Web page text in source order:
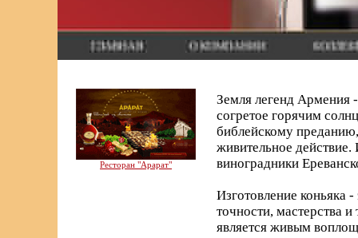
Ресторан "Арарат"
Земля легенд Армения
согретое горячим
библейскому
живительное
виноградники
Изготовление коньяка
точности, мастерства
является живым